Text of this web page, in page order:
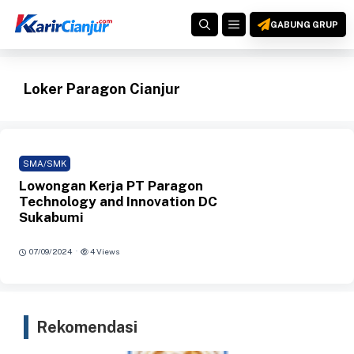
MENUGABUNG GRUP
Loker Paragon Cianjur
SMA/SMK
Lowongan Kerja PT Paragon
Technology and Innovation DC
Sukabumi
07/09/2024 · 4 Views
Rekomendasi